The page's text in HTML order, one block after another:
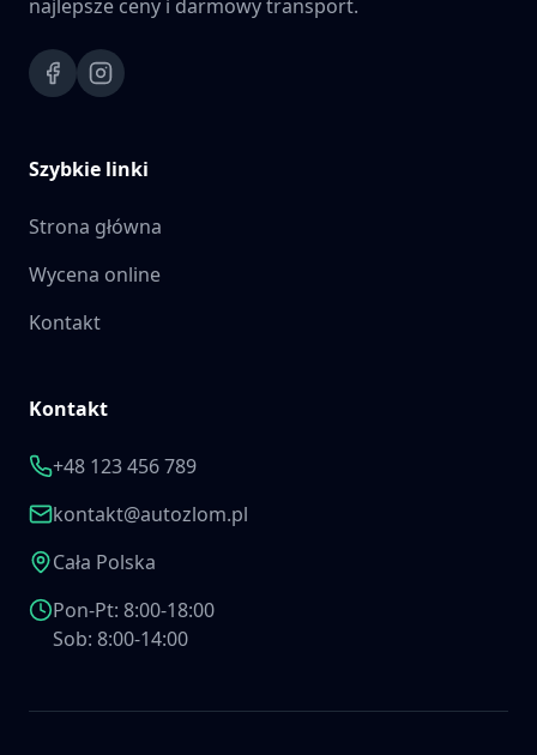
najlepsze ceny i darmowy transport.
Szybkie linki
Strona główna
Wycena online
Kontakt
Kontakt
+48 123 456 789
kontakt@autozlom.pl
Cała Polska
Pon-Pt: 8:00-18:00
Sob: 8:00-14:00